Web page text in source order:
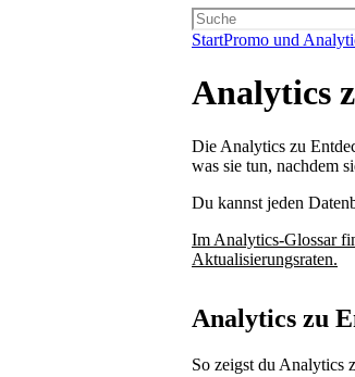
StartPromo und
Analytics
Die Analytics zu
was sie tun, nachdem
Du kannst jeden
Im Analytics-Glossar
Aktualisierungsraten.
Analytics zu
So zeigst du Analytics